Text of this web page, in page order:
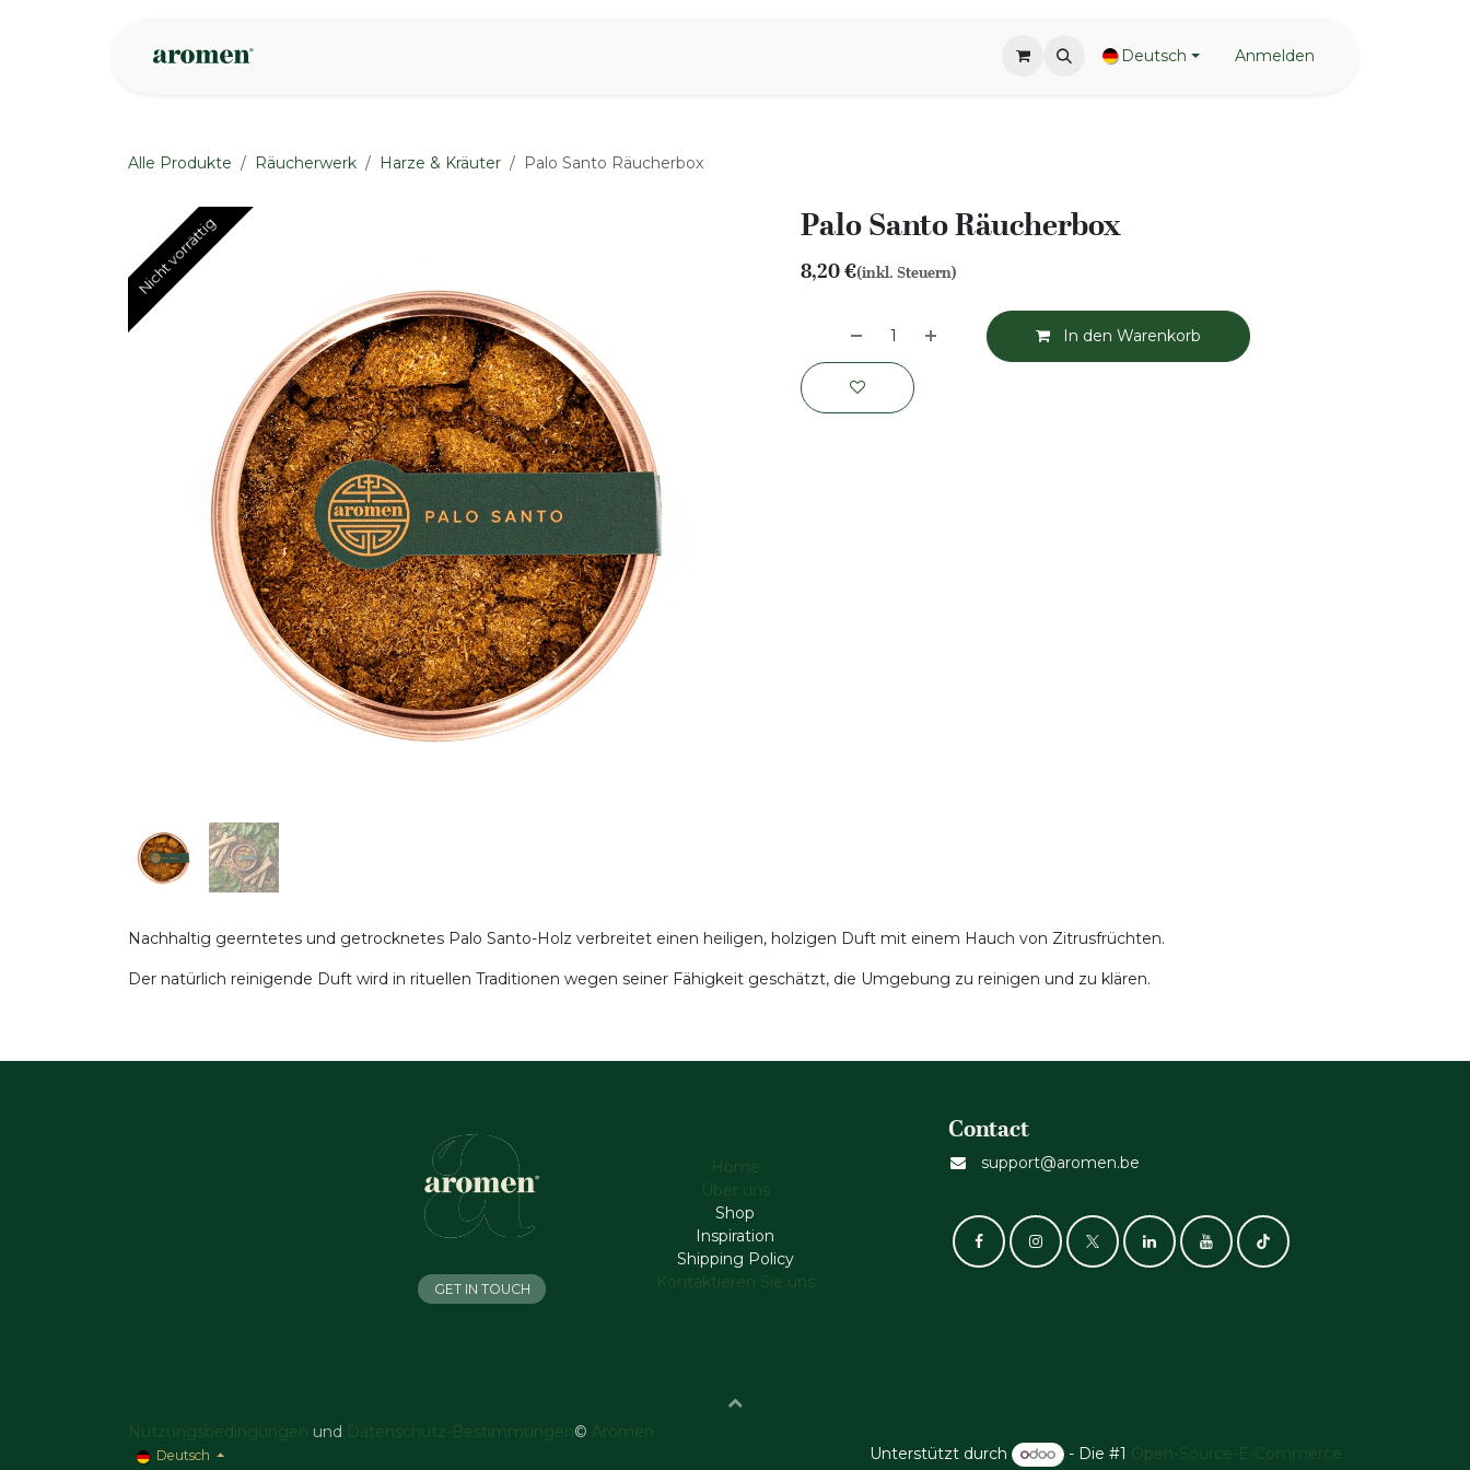
Deutsch Anmelden
Alle Produkte Räucherwerk Harze & Kräuter Palo Santo Räucherbox
Nicht vorrättig
Nicht vorrättig Palo Santo Räucherbox
8,20€(inkl. Steuern)
In den Warenkorb
Nachhaltig geerntetes und getrocknetes Palo Santo-Holz verbreitet einen heiligen, holzigen Duft mit einem Hauch von Zitrusfrüchten.
Der natürlich reinigende Duft wird in rituellen Traditionen wegen seiner Fähigkeit geschätzt, die Umgebung zu reinigen und zu klären.
Home
Über uns
Shop
Inspiration
Shipping Policy
Kontaktieren Sie uns
Contact
support@aromen.be
GET IN TOUCH
Nutzungsbedingungen und Datenschutz-Bestimmungen © Aromen
Deutsch Unterstützt durch - Die #1 Open-Source-E-Commerce